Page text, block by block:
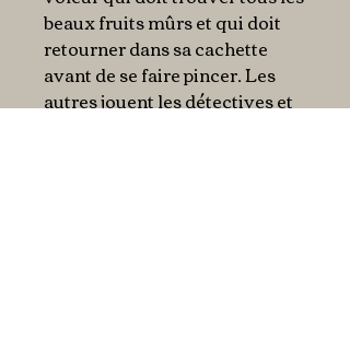
beaux fruits mûrs et qui doit
retourner dans sa cachette
avant de se faire pincer. Les
autres jouent les détectives et